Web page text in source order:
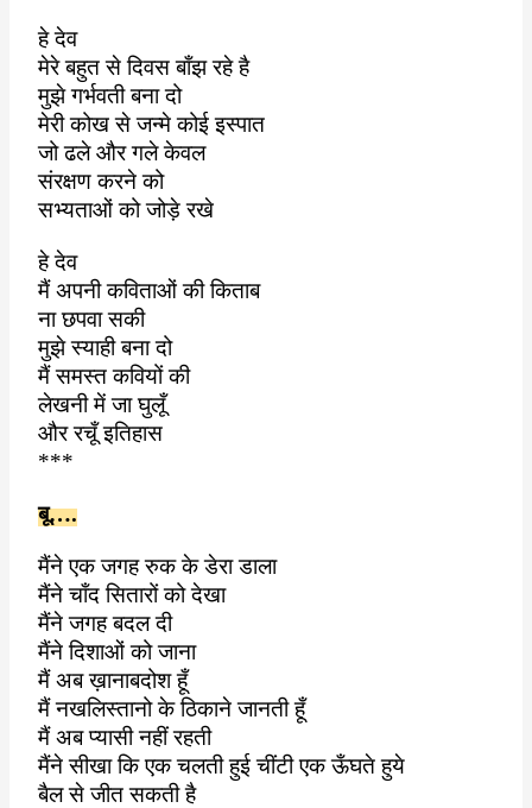
हे देव
मेरे बहुत से दिवस बाँझ रहे है
मुझे गर्भवती बना दो
मेरी कोख से जन्मे कोई इस्पात
जो ढले और गले केवल
संरक्षण करने को
सभ्यताओं को जोड़े रखे
हे देव
मैं अपनी कविताओं की किताब
ना छपवा सकी
मुझे स्याही बना दो
मैं समस्त कवियों की
लेखनी में जा घुलूँ
और रचूँ इतिहास
***
बू….
मैंने एक जगह रुक के डेरा डाला
मैंने चाँद सितारों को देखा
मैंने जगह बदल दी
मैंने दिशाओं को जाना
मैं अब ख़ानाबदोश हूँ
मैं नखलिस्तानो के ठिकाने जानती हूँ
मैं अब प्यासी नहीं रहती
मैंने सीखा कि एक चलती हुई चींटी एक ऊँघते हुये
बैल से जीत सकती है